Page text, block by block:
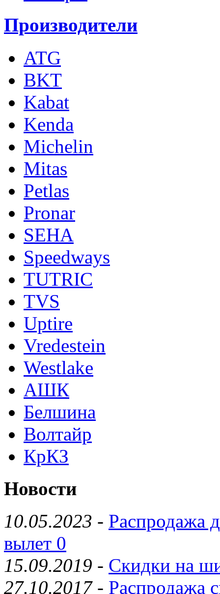
Производители
ATG
BKT
Kabat
Kenda
Michelin
Mitas
Petlas
Pronar
SEHA
Speedways
TUTRIC
TVS
Uptire
Vredestein
Westlake
АШК
Белшина
Волтайр
КрКЗ
Новости
10.05.2023 - Распродажа
вылет 0
15.09.2019 - Скидки на
27.10.2017- Распродажа